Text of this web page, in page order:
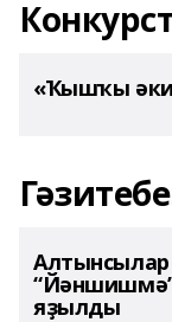
«Ҡышҡы
Алтынсылар
яҙылды